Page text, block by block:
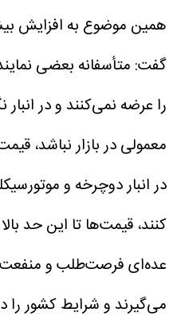
همین موضوع به افزایش
گفت: متأسفانه بعضی
را عرضه نمی‌کنند و در
معمولی در بازار نباشد،
در انبار دوچرخه و
کنند، قیمت‌ها تا این حد
عده‌ای فرصت‌طلب و
می‌گیرند و شرایط کشور را